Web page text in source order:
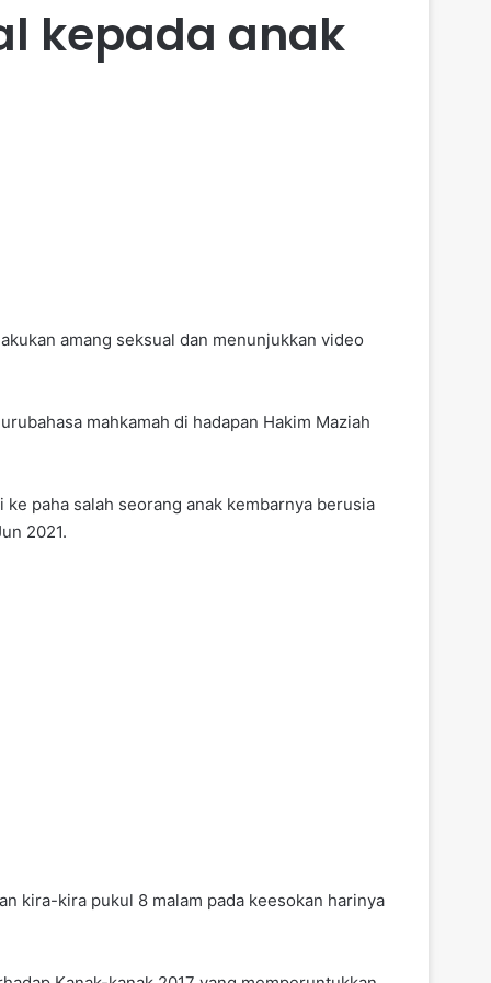
kepada anak
amang seksual dan menunjukkan video
mahkamah di hadapan Hakim Maziah
paha salah seorang anak kembarnya berusia
2021.
kira-kira pukul 8 malam pada keesokan harinya